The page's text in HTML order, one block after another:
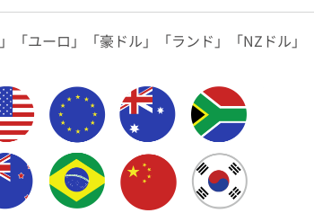
「ユーロ」「豪ドル」「ランド」「NZドル」